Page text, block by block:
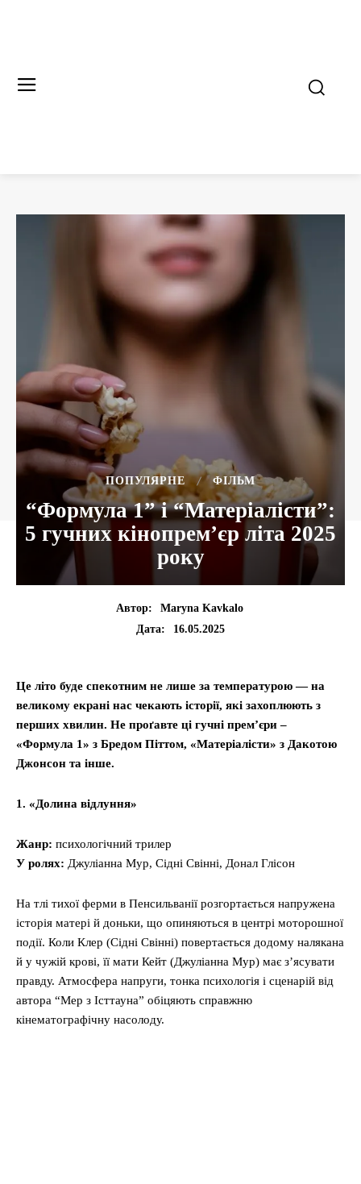
ПОПУЛЯРНЕ ФІЛЬМ
“Формула 1” і “Матеріалісти”:
5 гучних кінопрем’єр літа 2025
року
Автор:
Maryna Kavkalo
Дата:
16.05.2025
Це літо буде спекотним не лише за температурою — на
великому екрані нас чекають історії, які захоплюють з
перших хвилин. Не проґавте ці гучні прем’єри –
«Формула 1» з Бредом Піттом, «Матеріалісти» з Дакотою
Джонсон та інше.
1. «Долина відлуння»
Жанр: психологічний трилер
У ролях: Джуліанна Мур, Сідні Свінні, Донал Глісон
На тлі тихої ферми в Пенсильванії розгортається напружена
історія матері й доньки, що опиняються в центрі моторошної
події. Коли Клер (Сідні Свінні) повертається додому налякана
й у чужій крові, її мати Кейт (Джуліанна Мур) має з’ясувати
правду. Атмосфера напруги, тонка психологія і сценарій від
автора “Мер з Істтауна” обіцяють справжню
кінематографічну насолоду.